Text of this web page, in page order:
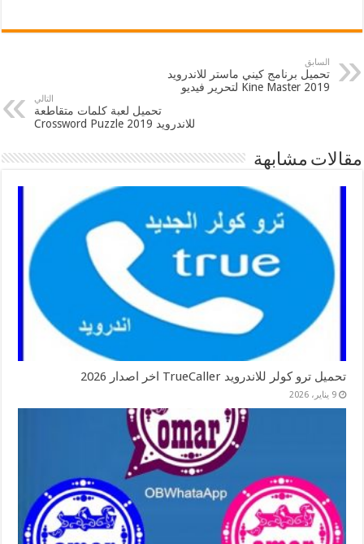
السابق
تحميل برنامج كيني ماستر للاندرويد
2019 Kine Master لتحرير فيديو
التالي
تحميل لعبة كلمات متقاطعة
للاندرويد 2019 Crossword Puzzle
مقالات مشابهة
تحميل ترو كولر للاندرويد TrueCaller اخر اصدار 2026
9 يناير، 2026